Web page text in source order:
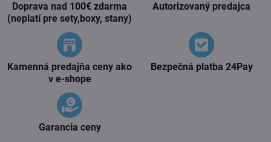
Doprava nad 100€ zdarma
(neplatí pre sety,boxy, stany)
Autorizovaný predajca
Kamenná predajňa ceny ako
v e-shope
Bezpečná platba 24Pay
Garancia ceny